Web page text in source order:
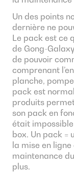
Un des points
dernière ne
Le pack est ce
de Gong-
de pouvoir
comprenant
planche,
pack est
produits
son pack en
était
box. Un pack =
la mise en
maintenance
plus.